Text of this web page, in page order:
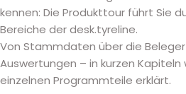
kennen: Die Produkttour führt Sie
Bereiche der desk.tyreline.
Von Stammdaten über die
Auswertungen – in kurzen Kapiteln
einzelnen Programmteile erklärt.